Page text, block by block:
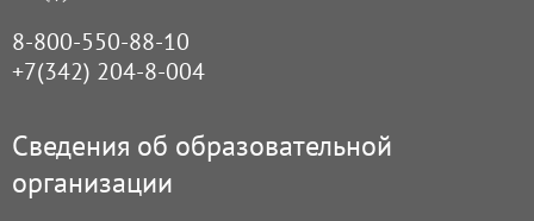
8-800-550-88-10
+7(342) 204-8-004
Сведения об образовательной
организации